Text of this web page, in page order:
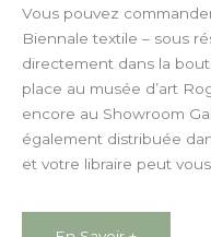
Vous pouvez
Biennale textile – sous
directement dans la
place au musée d’art
encore au Showroom
également distribuée
et votre libraire peut